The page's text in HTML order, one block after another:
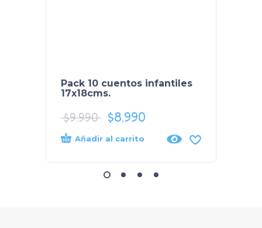
Pack 10 cuentos infantiles
17x18cms.
$9.990 $8.990
Añadir al carrito